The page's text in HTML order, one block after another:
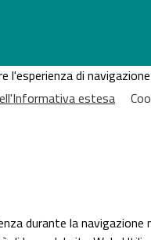
di
estesa
durante la